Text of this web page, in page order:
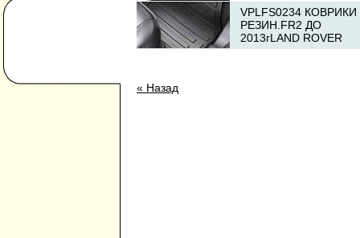
VPLFS0234 КОВРИКИ
РЕЗИН.FR2 ДО
2013гLAND ROVER
« Назад